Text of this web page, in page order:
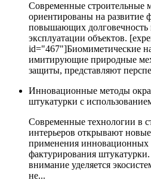
Современные строительные
ориентированы на развитие
повышающих долговечность
эксплуатации объектов.
id="467"]Биомиметические
имитирующие природные
защиты, представляют
Инновационные методы
штукатурки с
Современные технологии в
интерьеров открывают
применения инновационных
фактурирования
внимание уделяется
не...